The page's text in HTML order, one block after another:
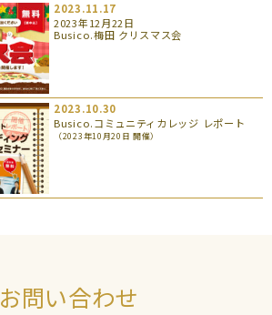
2023.11.17
2023年12月22日
Busico.梅田 クリスマス会
2023.10.30
Busico.コミュニティカレッジ レポート
（2023年10月20日 開催）
お問い合わせ